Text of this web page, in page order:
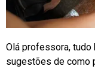
Olá professora, tudo
sugestões de como